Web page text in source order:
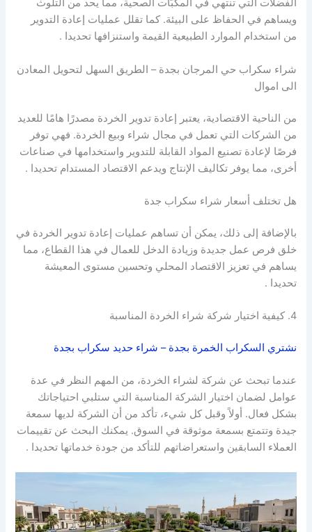
الفضلات التي تنتهي في المكبّات الصحية، مما يحد من التلوث
ويساهم في الحفاظ على البيئة. كما تقلل عمليات إعادة التدوير
من استخدام الموارد الطبيعية القيمة واستنزافها تحديدا .
شراء سكراب حي المرجان بجدة – الطريق السهل لتحويل المعادن
الى اموال
من الناحية الاقتصادية، يعتبر إعادة تدوير الخردة مصدرًا هامًا للعديد
من الشركات التي تعمل في مجال شراء وبيع الخردة. فهي توفر
فرصًا لإعادة تصنيع المواد القابلة للتدوير واستخدامها في صناعات
أخرى، مما يوفر تكاليف الإنتاج ويدعم الاقتصاد المستدام تحديدا .
هل تختلف أسعار شراء سكراب جدة
بالإضافة إلى ذلك، يمكن أن تساهم عمليات إعادة تدوير الخردة في
خلق فرص عمل جديدة وزيادة الدخل للعمال في هذا القطاع، مما
يساهم في تعزيز الاقتصاد المحلي وتحسين مستوى المعيشة
تحديدا .
4. كيفية اختيار شركة شراء الخردة المناسبة
نشتري السكراب الخمرة بجدة – شراء حديد سكراب بجدة
عندما تبحث عن شركة لشراء الخردة، من المهم النظر في عدة
عوامل لضمان اختيار الشركة المناسبة التي ستلبي احتياجاتك
بشكل فعال. أولاً وقبل كل شيء، تأكد من أن الشركة لديها سمعة
جيدة وتتمتع بسمعة موثوقة في السوق. يمكنك البحث عن تقييمات
العملاء السابقين واستعراضاتهم للتأكد من جودة خدماتها تحديدا .